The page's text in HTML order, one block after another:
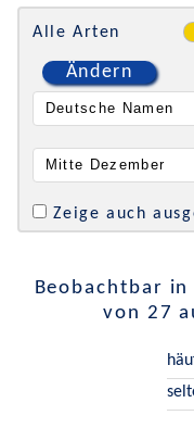
Alle Arten
Ändern
Zeige auch
Beobachtbar
von 27